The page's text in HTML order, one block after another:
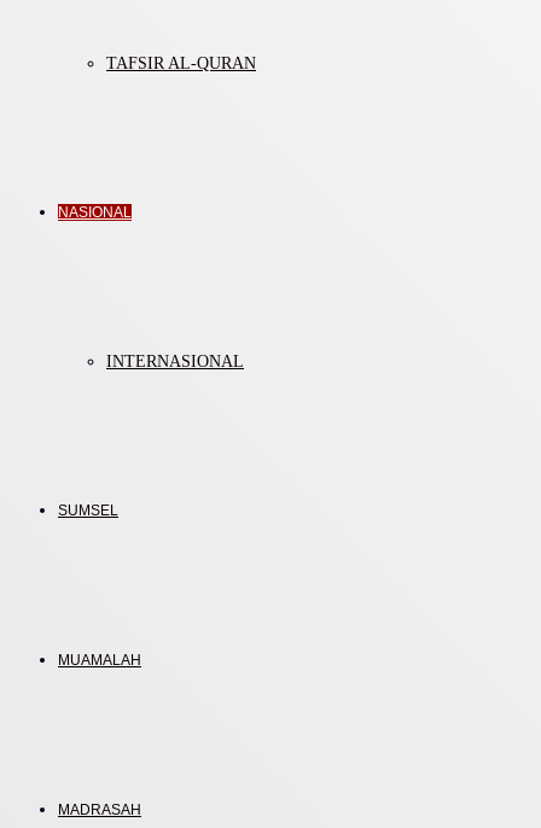
TAFSIR AL-QURAN
NASIONAL
INTERNASIONAL
SUMSEL
MUAMALAH
MADRASAH